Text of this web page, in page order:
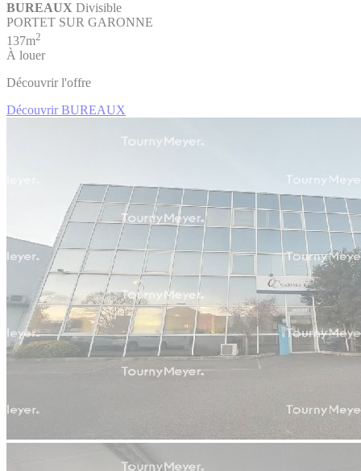
BUREAUX Divisible
PORTET SUR GARONNE
137m2
À louer
Découvrir l'offre
Découvrir BUREAUX